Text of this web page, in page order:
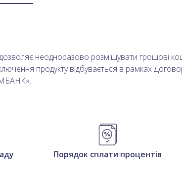
неодноразово розміщувати грошові
продукту відбувається в рамках
Порядок сплати процентів